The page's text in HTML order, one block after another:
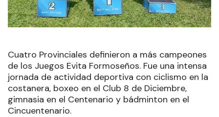
Cuatro Provinciales definieron a más campeones
de los Juegos Evita Formoseños. Fue una intensa
jornada de actividad deportiva con ciclismo en la
costanera, boxeo en el Club 8 de Diciembre,
gimnasia en el Centenario y bádminton en el
Cincuentenario.